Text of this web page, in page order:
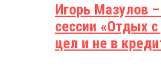
Игорь Мазулов
сессии «Отдых
цел и не в